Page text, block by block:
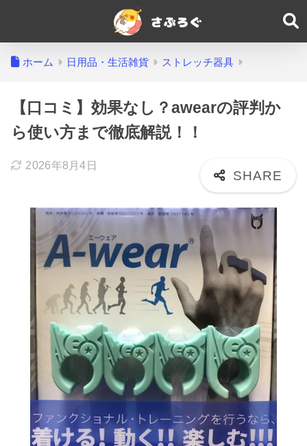
ホーム 日用品・生活雑貨 ストレッチ器具
【口コミ】効果なし？awearの評判か
ら使い方まで徹底解説！！
2026年8月4日